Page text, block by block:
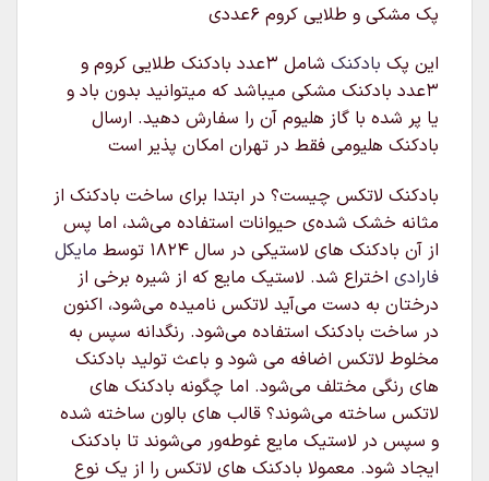
پک مشکی و طلایی کروم ۶عددی
این پک بادکنک
شامل ۳عدد بادکنک طلایی کروم و
۳عدد بادکنک مشکی میباشد که میتوانید بدون باد و
یا پر شده با گاز هلیوم آن را سفارش دهید. ارسال
بادکنک هلیومی فقط در تهران امکان پذیر است
بادکنک لاتکس چیست؟ در ابتدا برای ساخت بادکنک از
مثانه خشک شده‌ی حیوانات استفاده می‌شد، اما پس
از آن بادکنک های لاستیکی در سال ۱۸۲۴ توسط
مایکل
فارادی اختراع شد. لاستیک مایع که از شیره برخی از
درختان به دست می‌آید لاتکس نامیده می‌شود، اکنون
در ساخت بادکنک استفاده می‌شود. رنگدانه سپس به
مخلوط لاتکس اضافه می شود و باعث تولید بادکنک
های رنگی مختلف می‌شود. اما چگونه بادکنک های
لاتکس ساخته می‌شوند؟ قالب های بالون ساخته شده
و سپس در لاستیک مایع غوطه‌ور می‌شوند تا بادکنک
ایجاد شود. معمولا بادکنک های لاتکس را از یک نوع